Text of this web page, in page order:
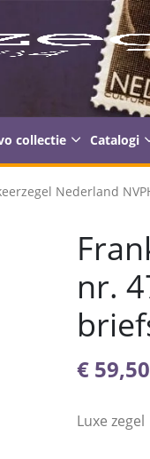
collectie Catalogi
Nederland
nr.
€ 59,50
Luxe zegel